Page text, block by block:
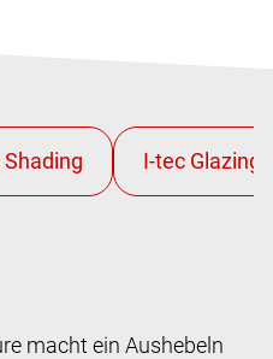
macht ein Aushebeln